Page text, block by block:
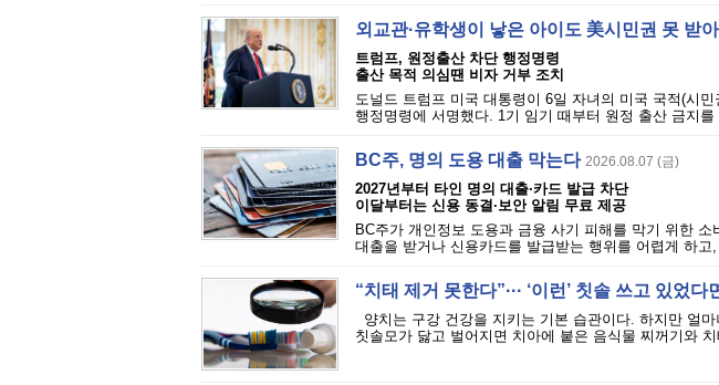
외교관·유학생이 낳은 아이도 美시민권 못 받아
트럼프, 원정출산 차단 행정명령
출산 목적 의심땐 비자 거부 조치
도널드 트럼프 미국 대통령이 6일 자녀의 미국 국적(시
행정명령에 서명했다. 1기 임기 때부터 원정 출산 금지를
BC주, 명의 도용 대출 막는다 2026.08.07 (금)
2027년부터 타인 명의 대출·카드 발급 차단
이달부터는 신용 동결·보안 알림 무료 제공
BC주가 개인정보 도용과 금융 사기 피해를 막기 위한
대출을 받거나 신용카드를 발급받는 행위를 어렵게 하고
“치태 제거 못한다”··· ‘이런’ 칫솔 쓰고 있었
양치는 구강 건강을 지키는 기본 습관이다. 하지만 얼
칫솔모가 닳고 벌어지면 치아에 붙은 음식물 찌꺼기와